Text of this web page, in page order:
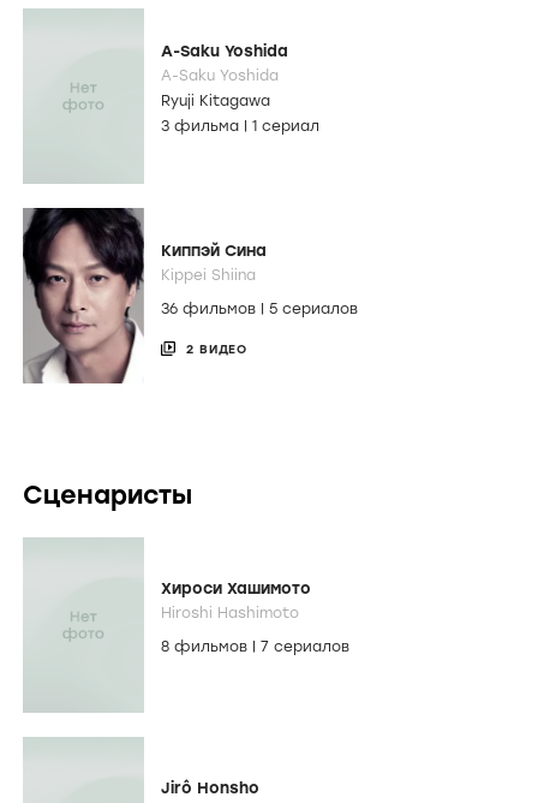
A-Saku Yoshida
A-Saku Yoshida
Ryuji Kitagawa
3 фильма
1 сериал
Киппэй Сина
Kippei Shiina
36 фильмов | 5 сериалов
2 ВИДЕО
Сценаристы
Хироси Хашимото
Hiroshi Hashimoto
8 фильмов
7 сериалов
Jirô Honsho